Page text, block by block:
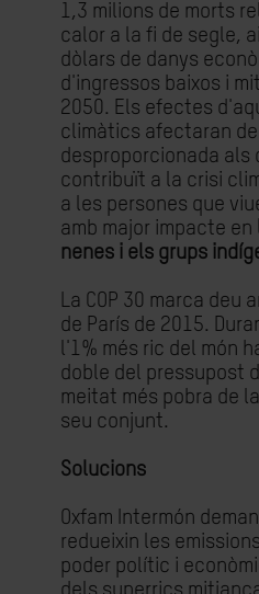
1,3 milions de morts
calor a la fi de segle,
dòlars de danys
d'ingressos baixos i
2050. Els efectes
climàtics afectaran de
desproporcionada als
contribuït a la crisi
a les persones que
amb major impacte en
nenes i els grups
La COP 30 marca deu
de París de 2015.
l'1% més ric del món
doble del pressupost
meitat més pobra de
seu conjunt.
Solucions
Oxfam Intermón
redueixin les
poder polític i